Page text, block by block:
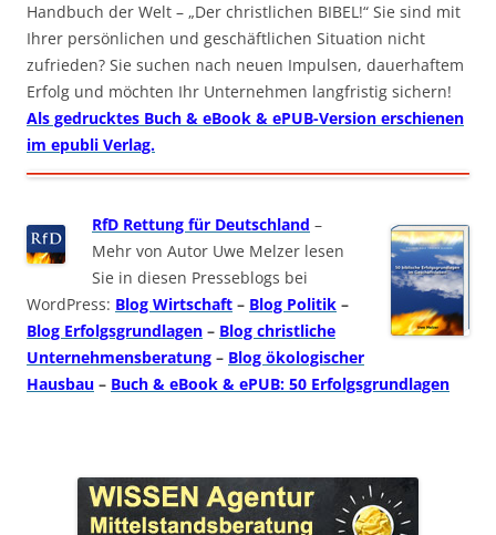
Handbuch der Welt – „Der christlichen BIBEL!“ Sie sind mit
Ihrer persönlichen und geschäftlichen Situation nicht
zufrieden? Sie suchen nach neuen Impulsen, dauerhaftem
Erfolg und möchten Ihr Unternehmen langfristig sichern!
Als gedrucktes Buch & eBook & ePUB-Version erschienen
im epubli Verlag.
RfD Rettung für Deutschland –
Mehr von Autor Uwe Melzer lesen
Sie in diesen Presseblogs bei
WordPress: Blog Wirtschaft – Blog Politik –
Blog Erfolgsgrundlagen – Blog christliche
Unternehmensberatung – Blog ökologischer
Hausbau – Buch & eBook & ePUB: 50 Erfolgsgrundlagen